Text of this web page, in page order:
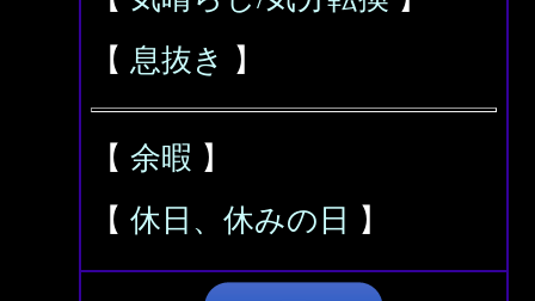
【 息抜き 】
【 余暇 】
【 休日、休みの日 】